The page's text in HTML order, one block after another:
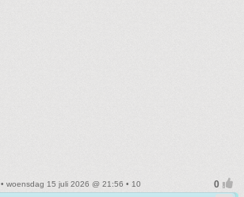
• woensdag 15 juli 2026 @ 21:56 • 10